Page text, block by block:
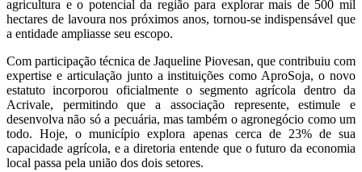
agricultura e o potencial da região para explorar mais de 500 mil
hectares de lavoura nos próximos anos, tornou-se indispensável que
a entidade ampliasse seu escopo.
Com participação técnica de Jaqueline Piovesan, que contribuiu com
expertise e articulação junto a instituições como AproSoja, o novo
estatuto incorporou oficialmente o segmento agrícola dentro da
Acrivale, permitindo que a associação represente, estimule e
desenvolva não só a pecuária, mas também o agronegócio como um
todo. Hoje, o município explora apenas cerca de 23% de sua
capacidade agrícola, e a diretoria entende que o futuro da economia
local passa pela união dos dois setores.